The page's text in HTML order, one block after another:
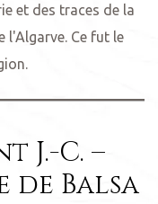
et des traces de la
l'Algarve. Ce fut le
J.-C. –
de Balsa